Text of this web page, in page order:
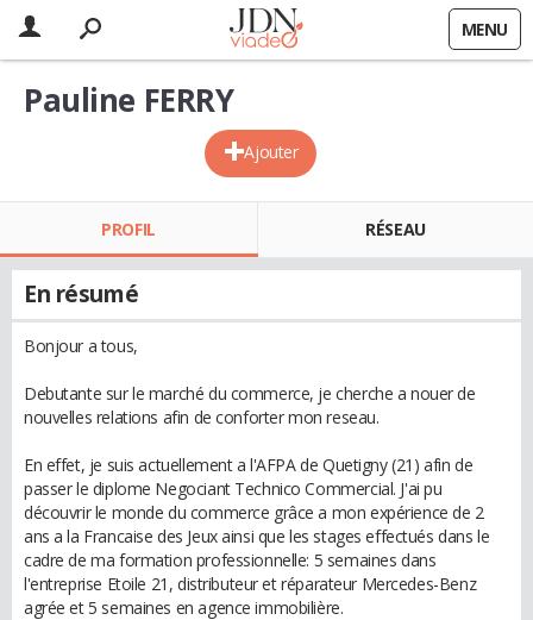
MENU
Ajouter
Pauline FERRY
PROFIL RÉSEAU
En résumé
Bonjour a tous,
Debutante sur le marché du commerce, je cherche a nouer de
nouvelles relations afin de conforter mon reseau.
En effet, je suis actuellement a l'AFPA de Quetigny (21) afin de
passer le diplome Negociant Technico Commercial. J'ai pu
découvrir le monde du commerce grâce a mon expérience de 2
ans a la Francaise des Jeux ainsi que les stages effectués dans le
cadre de ma formation professionnelle: 5 semaines dans
l'entreprise Etoile 21, distributeur et réparateur Mercedes-Benz
agrée et 5 semaines en agence immobilière.